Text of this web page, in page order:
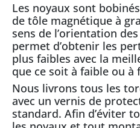
Les noyaux sont
de tôle magnétique à
sens de l’orientation
permet d’obtenir les
plus faibles avec la
que ce soit à faible ou
Nous livrons tous les
avec un vernis de
standard. Afin d’éviter